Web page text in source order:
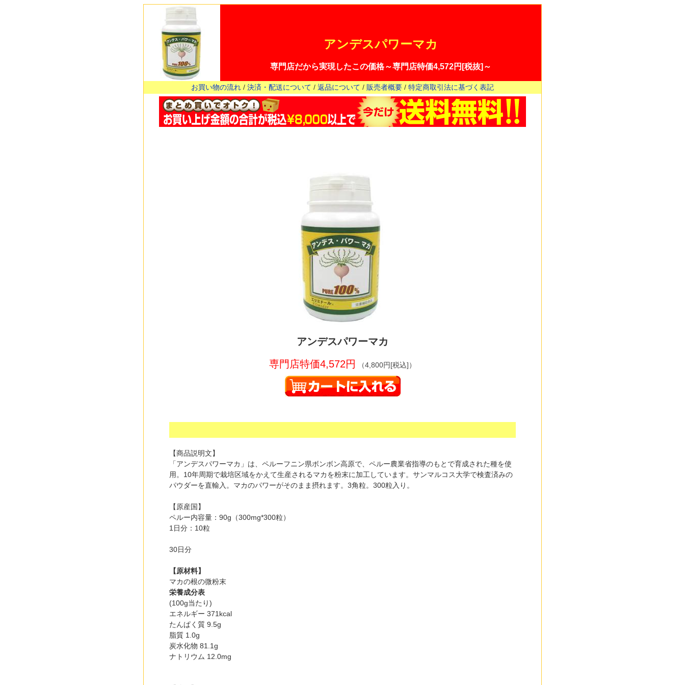
アンデスパワーマカ
専門店だから実現したこの価格～専門店特価4,572円[税抜]～
お買い物の流れ / 決済・配送について / 返品について / 販売者概要 / 特定商取引法に基づく表記
アンデスパワーマカ
専門店特価4,572円
（4,800円[税込]）
【商品説明文】
「アンデスパワーマカ」は、ペルーフニン県ボンボン高原で、ペルー農業省指導のもとで育成された種を使
用。10年周期で栽培区域をかえて生産されるマカを粉末に加工しています。サンマルコス大学で検査済みの
パウダーを直輸入。マカのパワーがそのまま摂れます。3角粒。300粒入り。
【原産国】
ペルー内容量：90g（300mg*300粒）
1日分：10粒
30日分
【原材料】
マカの根の微粉末
栄養成分表
(100g当たり)
エネルギー 371kcal
たんぱく質 9.5g
脂質 1.0g
炭水化物 81.1g
ナトリウム 12.0mg